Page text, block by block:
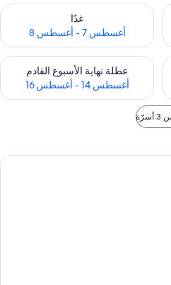
6 - أغسطس 7
غدًا
أغسطس 7 - أغسطس 8
تحقق من مدى التوفر لغد للفترة أغسطس
للفترة أغسطس 7 - أغسطس 9
عطلة نهاية الأسبوع القادم
أغسطس 14 - أغسطس 16
تحقق من مدى التوفر لعطلة نهاية
ميني بار وخزنة داخل الغرفة ومكتب